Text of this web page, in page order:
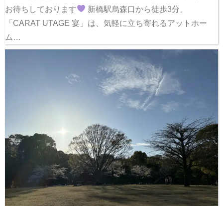
お待ちしております
新橋駅烏森口から徒歩3分。
「CARAT UTAGE 宴」は、気軽に立ち寄れるアットホー
ム…